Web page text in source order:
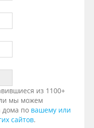
из 1100+
мы можем
дома по вашему или
сайтов.